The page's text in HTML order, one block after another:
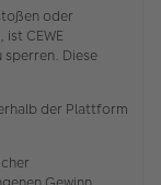
oder
CEWE
Diese
der Plattform